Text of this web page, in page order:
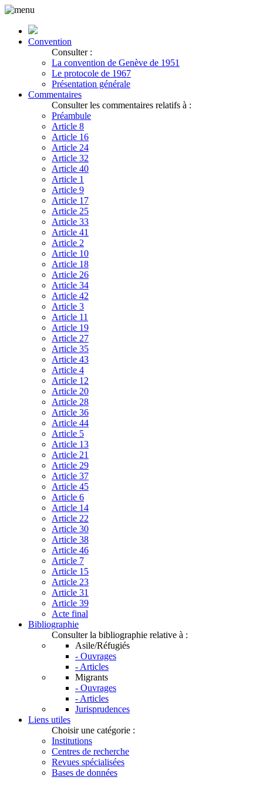
Convention
Consulter :
La convention de Genève de 1951
Le protocole de 1967
Présentation générale
Commentaires
Consulter les commentaires relatifs à :
Préambule
Article 8
Article 16
Article 24
Article 32
Article 40
Article 1
Article 9
Article 17
Article 25
Article 33
Article 41
Article 2
Article 10
Article 18
Article 26
Article 34
Article 42
Article 3
Article 11
Article 19
Article 27
Article 35
Article 43
Article 4
Article 12
Article 20
Article 28
Article 36
Article 44
Article 5
Article 13
Article 21
Article 29
Article 37
Article 45
Article 6
Article 14
Article 22
Article 30
Article 38
Article 46
Article 7
Article 15
Article 23
Article 31
Article 39
Acte final
Bibliographie
Consulter la bibliographie relative à :
Asile/Réfugiés
- Ouvrages
- Articles
Migrants
- Ouvrages
- Articles
Jurisprudences
Liens utiles
Choisir une catégorie :
Institutions
Centres de recherche
Revues spécialisées
Bases de données